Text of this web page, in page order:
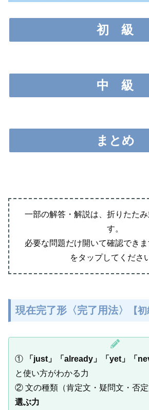
初 級
中 級
まとめ
一部の解答・解説は、折りたた
す。
必要な問題だけ開いて確認でき
をタップしてくださ
現在完了形〈完了用法〉 【初
① 「just」「already」「yet」「
と使い方がわかる力
② 文の種類（肯定文・疑問文・否定
選ぶ力